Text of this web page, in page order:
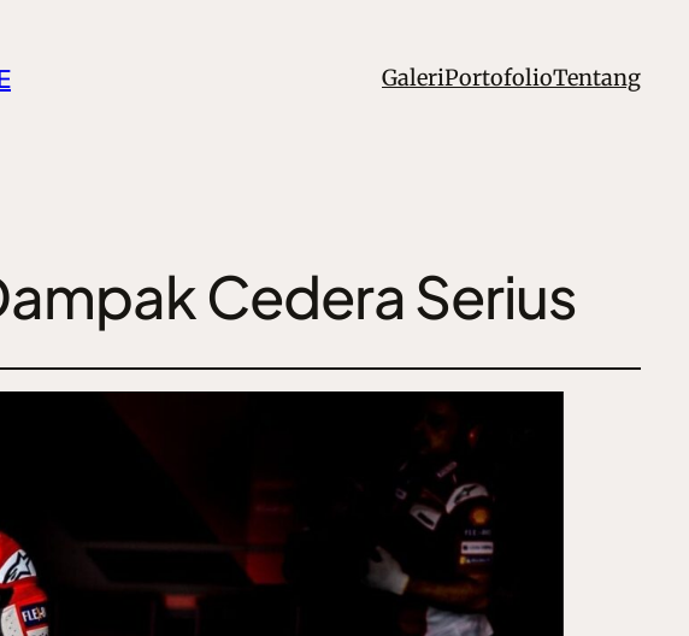
GaleriPortofolioTentang
Cedera Serius